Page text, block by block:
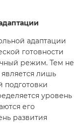
адаптации
готовности
режим. Тем не
является лишь
подготовки
уровень
его
развития